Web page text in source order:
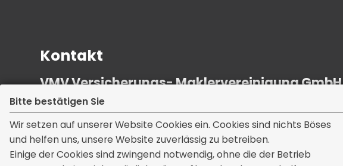
Bitte bestätigen Sie
Wir setzen auf unserer Website Cookies ein. Cookies sind nichts Böses
und helfen uns, unsere Website zuverlässig zu betreiben.
Einige der Cookies sind zwingend notwendig, ohne die der Betrieb
Kontakt
VMV Versicherungs- Maklervereinigung GmbH
Heinrich-Heine-Str. 19
08058 Zwickau